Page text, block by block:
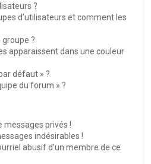
?
d’utilisateurs et comment les
?
apparaissent dans une couleur
défaut » ?
du forum » ?
messages privés !
indésirables !
abusif d’un membre de ce